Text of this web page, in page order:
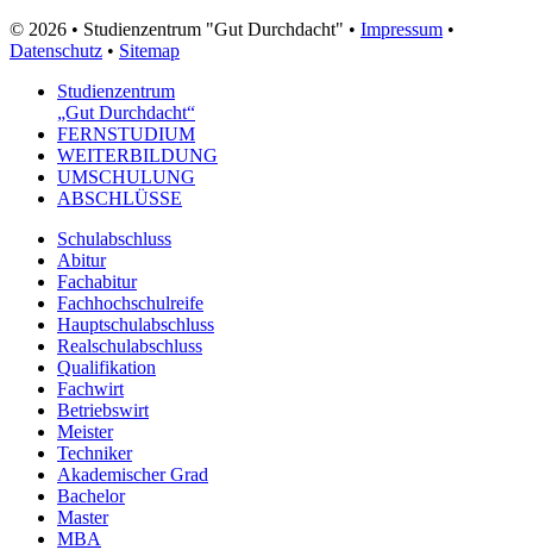
© 2026 • Studienzentrum "Gut Durchdacht" • Impressum •
Datenschutz • Sitemap
Studienzentrum
„Gut Durchdacht“
FERNSTUDIUM
WEITERBILDUNG
UMSCHULUNG
ABSCHLÜSSE
Schulabschluss
Abitur
Fachabitur
Fachhochschulreife
Hauptschulabschluss
Realschulabschluss
Qualifikation
Fachwirt
Betriebswirt
Meister
Techniker
Akademischer Grad
Bachelor
Master
MBA